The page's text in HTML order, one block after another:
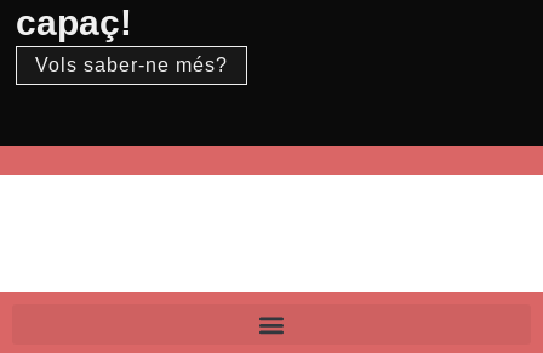
capaç!
Vols saber-ne més?